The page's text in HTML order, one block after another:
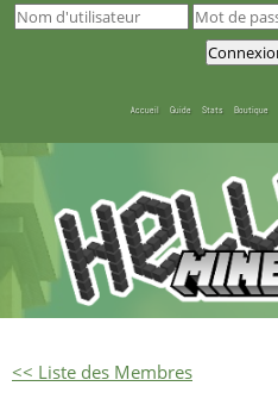
Accueil Guide Stats Boutique
<< Liste des Membres